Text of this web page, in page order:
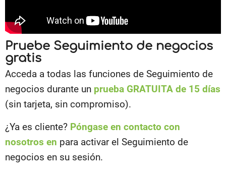
Pruebe Seguimiento de negocios
gratis
Acceda a todas las funciones de Seguimiento de
negocios durante un prueba GRATUITA de 15 días
(sin tarjeta, sin compromiso).
¿Ya es cliente? Póngase en contacto con
nosotros en para activar el Seguimiento de
negocios en su sesión.